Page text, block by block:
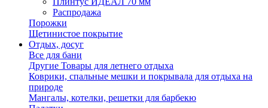
Распродажа
Порожки
Щетинистое покрытие
Отдых, досуг
Все для бани
Другие Товары для летнего отдыха
Коврики, спальные мешки и покрывала для отдыха на
природе
Мангалы, котелки, решетки для барбекю